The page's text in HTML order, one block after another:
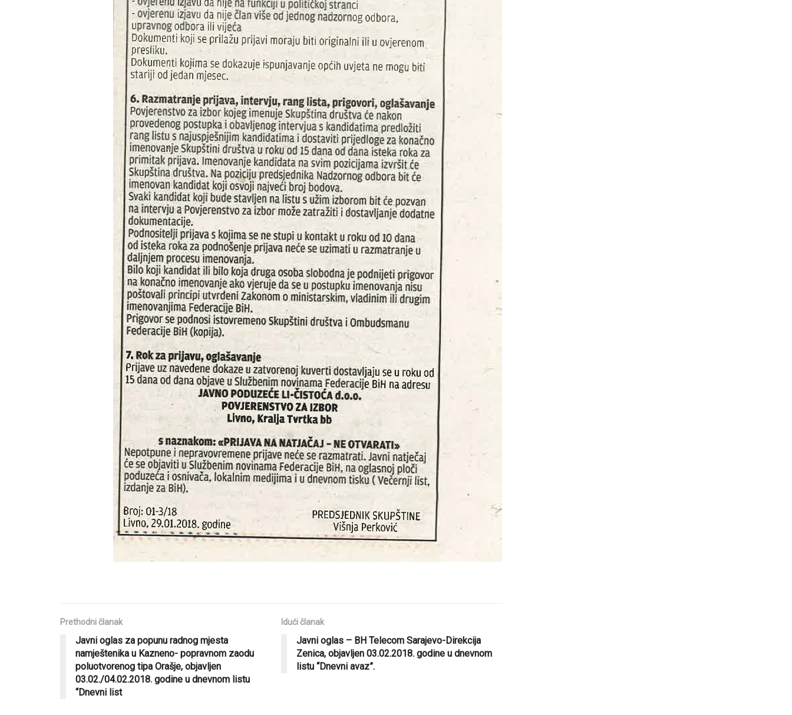
Prethodni članak
Javni oglas za popunu radnog mjesta
namještenika u Kazneno- popravnom zaodu
poluotvorenog tipa Orašje, objavljen
03.02./04.02.2018. godine u dnevnom listu
“Dnevni list
Idući članak
Javni oglas – BH Telecom Sarajevo-Direkcija
Zenica, objavljen 03.02.2018. godine u dnevnom
listu “Dnevni avaz”.